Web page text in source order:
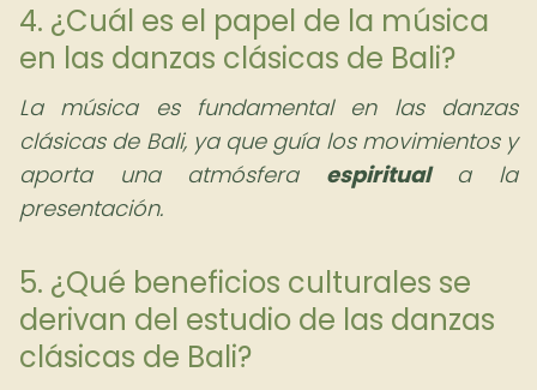
4. ¿Cuál es el papel de la música
en las danzas clásicas de Bali?
La música es fundamental en las danzas
clásicas de Bali, ya que guía los movimientos y
aporta una atmósfera espirituala la
presentación.
5. ¿Qué beneficios culturales se
derivan del estudio de las danzas
clásicas de Bali?